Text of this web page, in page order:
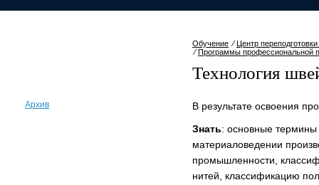
Обучение ⁄Центр
⁄Программы профессиональной
Технология
Архив
В результате освоения
Знать: основные
материаловедении
промышленности,
нитей, классификацию